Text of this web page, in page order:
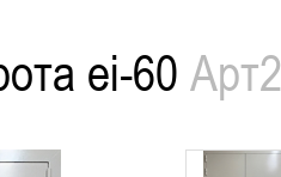
оцинкованной стали
из нержавеющей стали
ei-60